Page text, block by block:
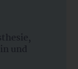
und